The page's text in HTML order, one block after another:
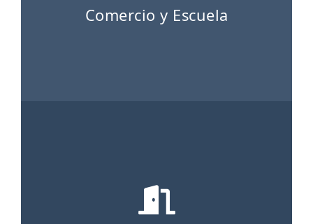
Comercio y Escuela